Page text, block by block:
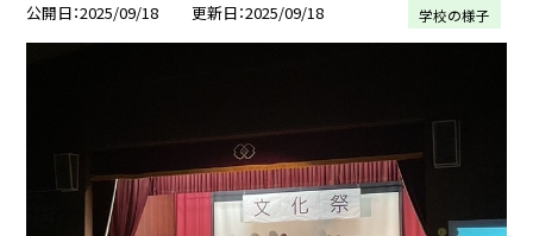
公開日 2025/09/18 更新日 2025/09/18 学校の様子